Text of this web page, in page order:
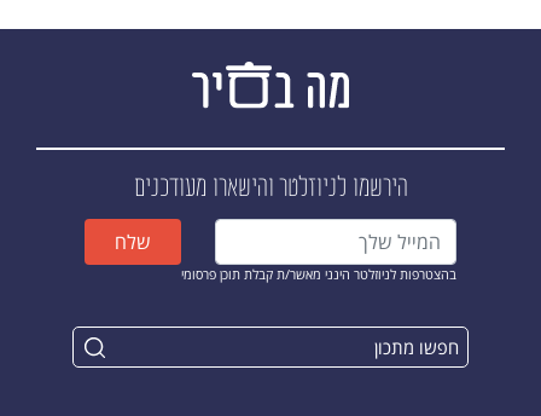
הירשמו לניוזלטרוהישארו מעודכנים
בהצטרפות לניוזלטר הינני מאשר/ת קבלת תוכן פרסומי
שלח